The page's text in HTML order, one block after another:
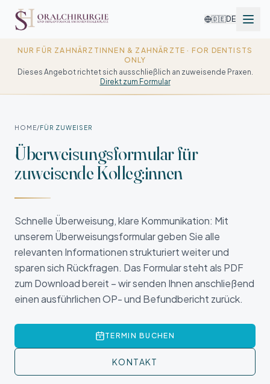
🇩🇪DE
NUR FÜR ZAHNÄRZTINNEN & ZAHNÄRZTE · FOR DENTISTS
ONLY
Dieses Angebot richtet sich ausschließlich an zuweisende Praxen.
Direkt zum Formular
HOME/FÜR ZUWEISER
Überweisungs­formular für
zuweisende Kolleg:innen
Schnelle Überweisung, klare Kommunikation: Mit
unserem Überweisungsformular geben Sie alle
relevanten Informationen strukturiert weiter und
sparen sich Rückfragen. Das Formular steht als PDF
zum Download bereit – wir senden Ihnen anschließend
einen ausführlichen OP- und Befundbericht zurück.
TERMIN BUCHEN
KONTAKT